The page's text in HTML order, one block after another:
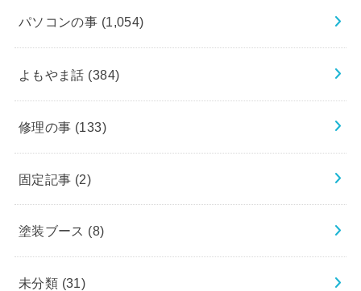
パソコンの事 (1,054)
よもやま話 (384)
修理の事 (133)
固定記事 (2)
塗装ブース (8)
未分類 (31)